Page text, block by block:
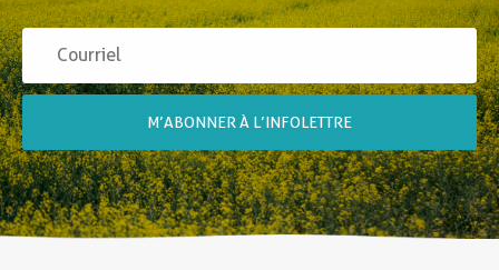
M’ABONNER À L’INFOLETTRE